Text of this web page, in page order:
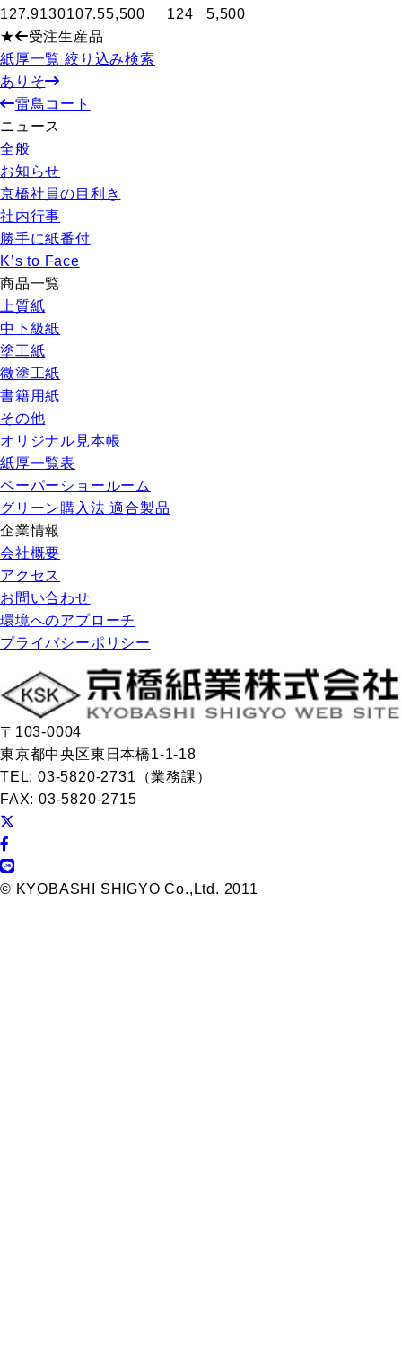
127.9130107.55,500 124
5,500
★
受注生産品
紙厚一覧 絞り込み検索
ありそ
雷鳥コート
ニュース
全般
お知らせ
京橋社員の目利き
社内行事
勝手に紙番付
K’s to Face
商品一覧
上質紙
中下級紙
塗工紙
微塗工紙
書籍用紙
その他
オリジナル見本帳
紙厚一覧表
ペーパーショールーム
グリーン購入法 適合製品
企業情報
会社概要
アクセス
お問い合わせ
環境へのアプローチ
プライバシーポリシー
〒103-0004
東京都中央区東日本橋1-1-18
TEL: 03-5820-2731（業務課）
FAX: 03-5820-2715
© KYOBASHI SHIGYO Co.,Ltd. 2011